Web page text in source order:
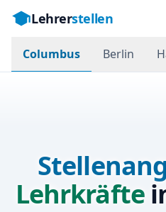
Lehrerstellen
Columbus Berlin
Lehrkräfte